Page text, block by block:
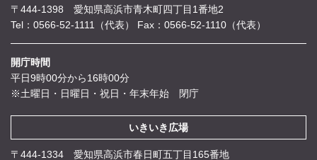
〒444-1398 愛知県高浜市青木町四丁目1番地2
Tel：0566-52-1111（代表）
Fax：0566-52-1110（代表）
開庁時間
平日9時00分から16時00分
※土曜日・日曜日・祝日・年末年始 閉庁
いきいき広場
〒444-1334 愛知県高浜市春日町五丁目165番地